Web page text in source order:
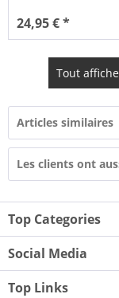
24,95 € *
Tout
Articles similaires
Les clients ont
Top Categories
Social Media
Top Links